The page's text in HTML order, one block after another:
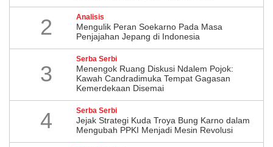
2 Analisis
Mengulik Peran Soekarno Pada Masa
Penjajahan Jepang di Indonesia
3
Serba Serbi
Menengok Ruang Diskusi Ndalem Pojok:
Kawah Candradimuka Tempat Gagasan
Kemerdekaan Disemai
4 Serba Serbi
Jejak Strategi Kuda Troya Bung Karno dalam
Mengubah PPKI Menjadi Mesin Revolusi